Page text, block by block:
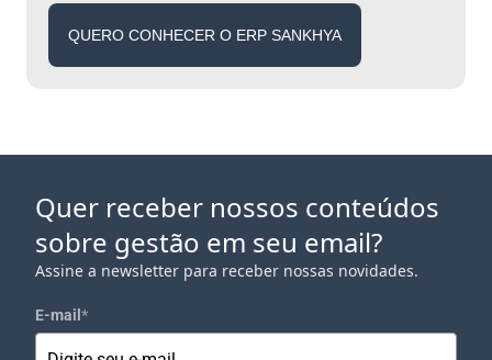
QUERO CONHECER O ERP SANKHYA
Quer receber nossos conteúdos
sobre gestão em seu email?
Assine a newsletter para receber nossas novidades.
E-mail *